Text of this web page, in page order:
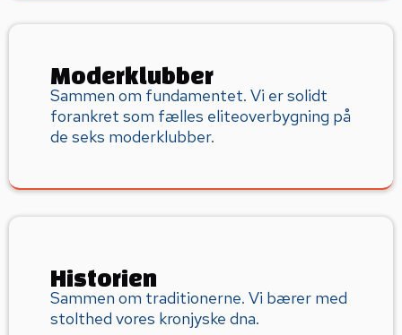
Moderklubber
Sammen om fundamentet. Vi er solidt
forankret som fælles eliteoverbygning på
de seks moderklubber.
Historien
Sammen om traditionerne. Vi bærer med
stolthed vores kronjyske dna.